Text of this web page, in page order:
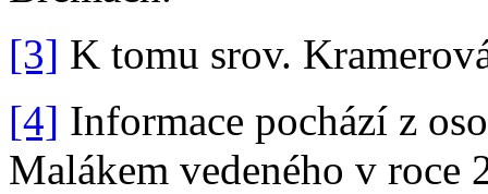
[3] K tomu srov.
[4] Informace pochází z
Malákem vedeného v roce